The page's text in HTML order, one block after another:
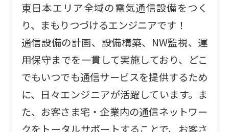
東日本エリア全域の電気通信設備をつく
り、まもりつづけるエンジニアです！
通信設備の計画、設備構築、NW監視、運
用保守までを一貫して実施しており、どこ
でもいつでも通信サービスを提供するため
に、日々エンジニアが活躍しています。ま
た、お客さま宅・企業内の通信ネットワー
クをトータルサポートすることで、お客さ